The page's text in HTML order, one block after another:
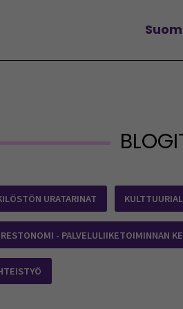
Vaihda
URATARINAT
RESTONOMI - PALVELULIIKETOIMINNAN